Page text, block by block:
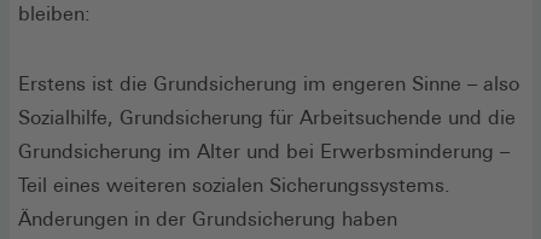
bleiben:
Erstens ist die Grundsicherung im engeren Sinne – also
Sozialhilfe, Grundsicherung für Arbeitsuchende und die
Grundsicherung im Alter und bei Erwerbsminderung –
Teil eines weiteren sozialen Sicherungssystems.
Änderungen in der Grundsicherung haben